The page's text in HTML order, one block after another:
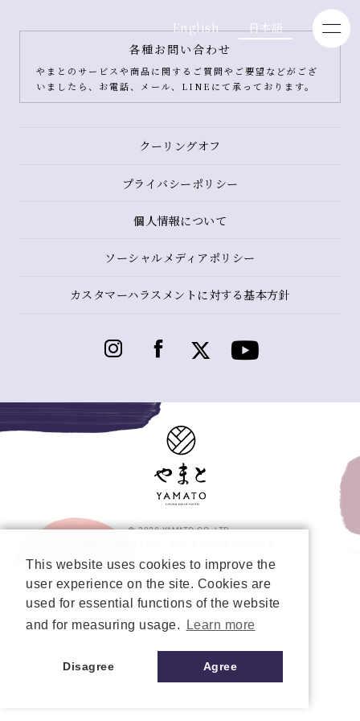
English
日本語
各種お問い合わせ
やまとのサービスや商品に関するご質問やご要望などがござ
いましたら、お電話、メール、LINEにて承っております。
クーリングオフ
プライバシーポリシー
個人情報について
ソーシャルメディアポリシー
カスタマーハラスメントに対する基本方針
© 2026 YAMATO CO, LTD.
This website uses cookies to improve the
user experience on the site. Cookies are
used for essential functions of the website
and for measuring usage.
Learn more
Disagree Agree